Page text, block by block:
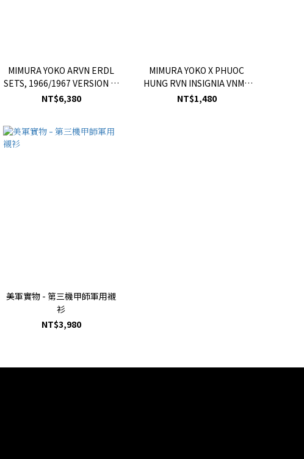
MIMURA YOKO ARVN ERDL
SETS, 1966/1967 VERSION 南
越陸軍 迷彩戰鬥服
NT$6,380
MIMURA YOKO X PHUOC
HUNG RVN INSIGNIA VNMC
TQLC SEAWAVE TIGER
NT$1,480
美軍實物 - 第三機甲師軍用襯
衫
NT$3,980